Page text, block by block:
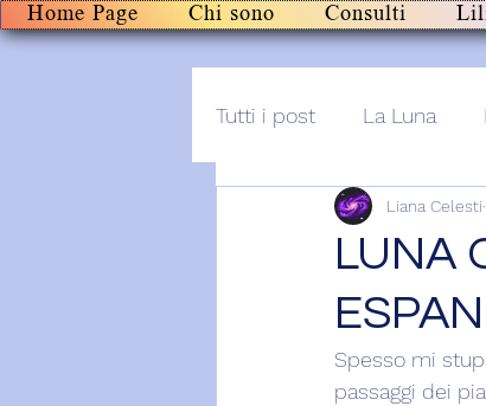
Home Page Chi sono Consulti
Tutti i post La Luna
Post+audio
LUNA
Liana Celesti
Spesso mi
passaggi dei